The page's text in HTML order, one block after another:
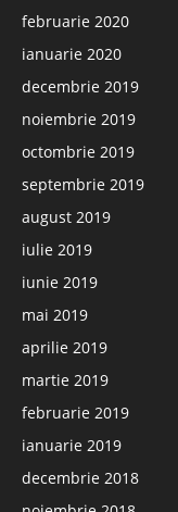
februarie 2020
ianuarie 2020
decembrie 2019
noiembrie 2019
octombrie 2019
septembrie 2019
august 2019
iulie 2019
iunie 2019
mai 2019
aprilie 2019
martie 2019
februarie 2019
ianuarie 2019
decembrie 2018